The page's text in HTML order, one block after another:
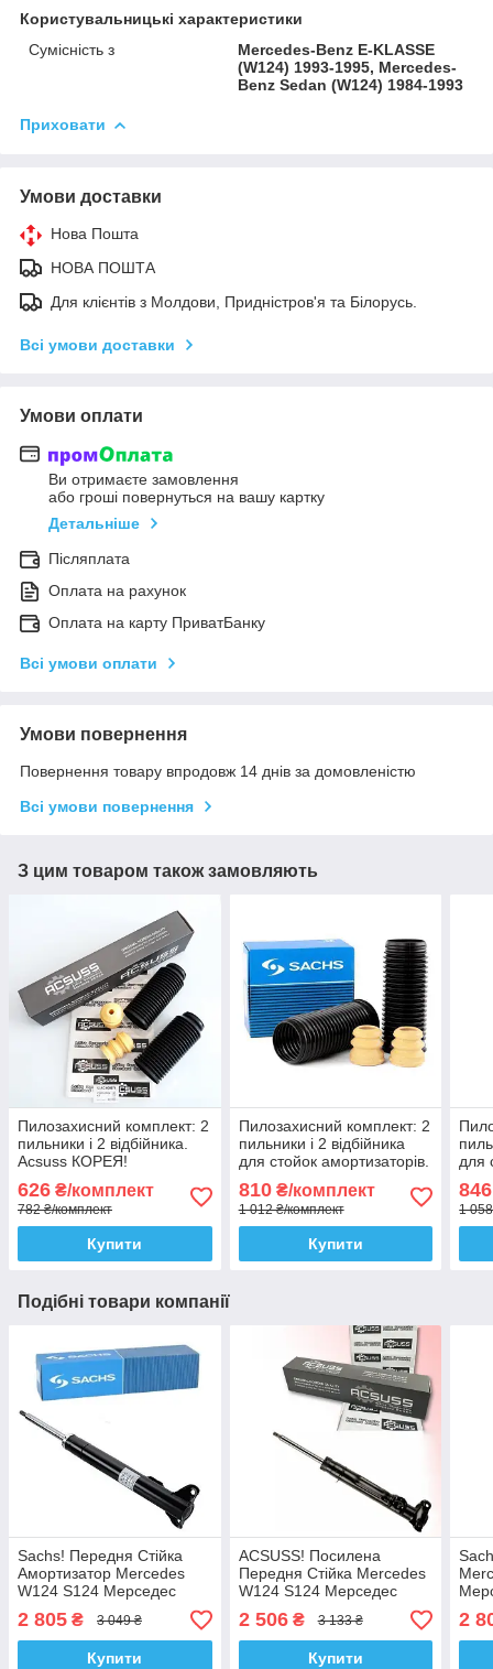
Користувальницькі характеристики
Сумісність з
Mercedes-Benz E-KLASSE
(W124) 1993-1995, Mercedes-
Benz Sedan (W124) 1984-1993
Приховати
Умови доставки
Нова Пошта
НОВА ПОШТА
Для клієнтів з Молдови, Придністров'я та Білорусь.
Всі умови доставки
Умови оплати
Ви отримаєте замовлення
або гроші повернуться на вашу картку
Детальніше
Післяплата
Оплата на рахунок
Оплата на карту ПриватБанку
Всі умови оплати
Умови повернення
Повернення товару впродовж 14 днів за домовленістю
Всі умови повернення
З цим товаром також замовляють
Пилозахисний комплект: 2
пильники і 2 відбійника.
Acsuss КОРЕЯ!
626 ₴/комплект
782 ₴/комплект
Купити
Пилозахисний комплект: 2
пильники і 2 відбійника
для стойок амортизаторів.
810₴/комплект
1 012 ₴/комплект
Купити
для
846
1
Подібні товари компанії
Sachs! Передня Стійка
Амортизатор Mercedes
W124 S124 Мерседес
(1985-). 115069 , 334017
Сакс!
2 805 ₴ 3 049 ₴
Купити
ACSUSS! Посилена
Передня Стійка Mercedes
W124 S124 Мерседес
(1985-). 115069 , 334017
Корея!
2 506₴ 3 133 ₴
Купити
,
2